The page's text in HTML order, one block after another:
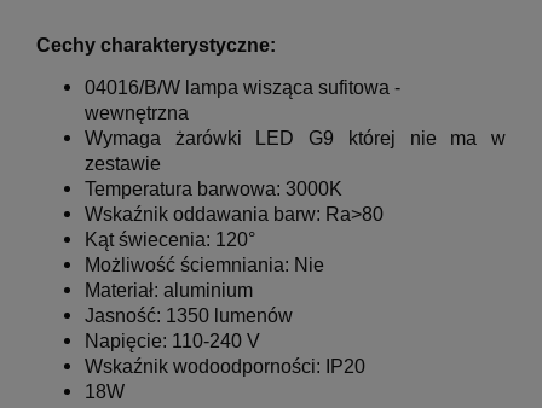
Cechy charakterystyczne:
04016/B/W lampa wisząca sufitowa -
wewnętrzna
Wymaga żarówki LED G9 której nie ma w
zestawie
Temperatura barwowa: 3000K
Wskaźnik oddawania barw: Ra>80
Kąt świecenia: 120°
Możliwość ściemniania: Nie
Materiał: aluminium
Jasność: 1350 lumenów
Napięcie: 110-240 V
Wskaźnik wodoodporności: IP20
18W